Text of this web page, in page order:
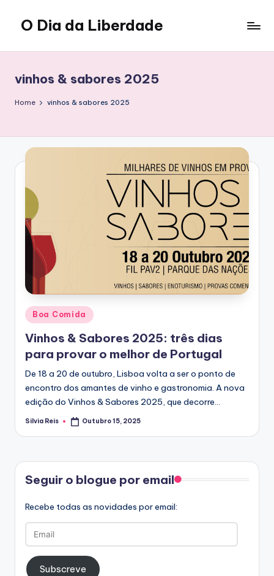
content
O Dia da Liberdade
Lifestyle
vinhos & sabores 2025
Home vinhos & sabores 2025
Posted
in
Boa Comida
Vinhos & Sabores 2025: três dias
para provar o melhor de Portugal
De 18 a 20 de outubro, Lisboa volta a ser o ponto de
encontro dos amantes de vinho e gastronomia. A nova
edição do Vinhos & Sabores 2025, que decorre…
Posted
Silvia Reis Outubro 15, 2025
Seguir o blogue por email
Recebe todas as novidades por email:
Email
Subscreve